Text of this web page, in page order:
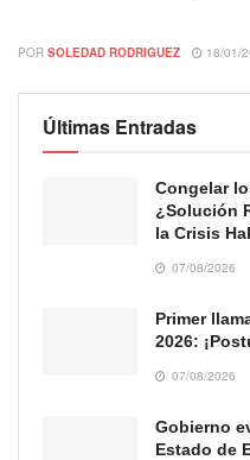
POR SOLEDAD RODRIGUEZ 18/01/
Últimas Entradas
Congelar
¿Solución
la Crisis
07/08/2026
Primer
2026:
07/08/2026
Gobierno
Estado de